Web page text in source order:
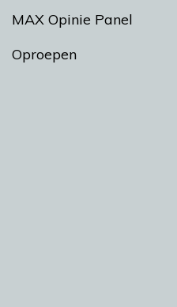
MAX Opinie Panel
Oproepen